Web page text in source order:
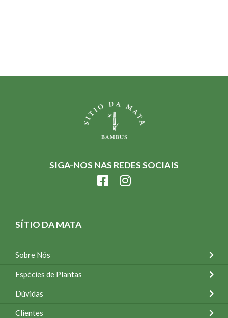
SIGA-NOS NAS REDES SOCIAIS
SÍTIO DA MATA
Sobre Nós
Espécies de Plantas
Dúvidas
Clientes